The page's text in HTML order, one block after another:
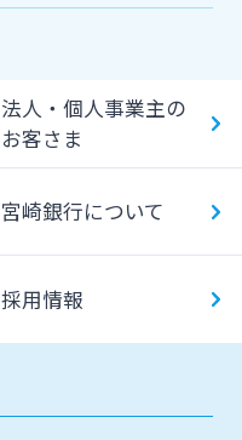
法人・個人事業主の
お客さま
宮崎銀行について
採用情報